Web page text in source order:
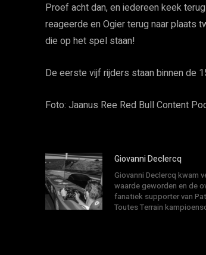
Proef acht dan, en iedereen keek
reageerde en Ogier terug naar plaats
die op het spel staan!
De eerste vijf rijders staan binnen de
Foto: Jaanus Ree Red Bull Content
Giovanni Declercq
Giovanni Declercq kwam
waarde geworden en de
fanatiek supporter van
Toutes Terrain